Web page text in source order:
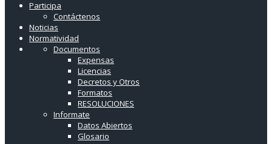
Participa
Contáctenos
Noticias
Normatividad
Documentos
Expensas
Licencias
Decretos y Otros
Formatos
RESOLUCIONES
Informate
Datos Abiertos
Glosario